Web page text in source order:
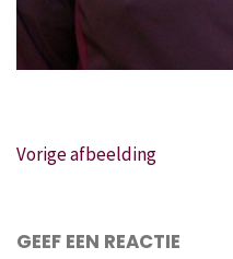
Vorige afbeelding
GEEF EEN REACTIE